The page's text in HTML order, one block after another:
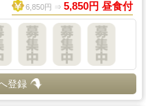
6,850円 ⇒ 5,850円 昼食付
登録